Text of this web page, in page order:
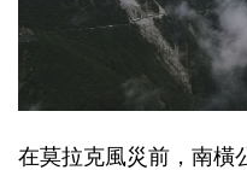
在莫拉克風災前，南橫